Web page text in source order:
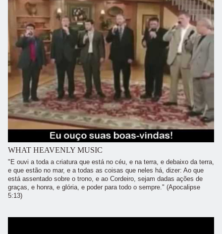
WHAT HEAVENLY MUSIC
"E ouvi a toda a criatura que está no céu, e na terra, e debaixo da terra,
e que estão no mar, e a todas as coisas que neles há, dizer: Ao que
está assentado sobre o trono, e ao Cordeiro, sejam dadas ações de
graças, e honra, e glória, e poder para todo o sempre." (Apocalipse
5:13)